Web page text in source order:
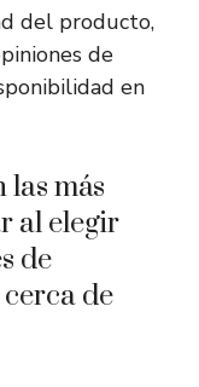
del producto,
de
en
más
al elegir
de
de